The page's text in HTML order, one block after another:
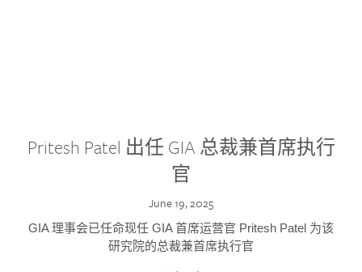
Pritesh Patel 出任 GIA 总裁兼首席执行
官
June 19, 2025
GIA 理事会已任命现任 GIA 首席运营官 Pritesh Patel 为该
研究院的总裁兼首席执行官